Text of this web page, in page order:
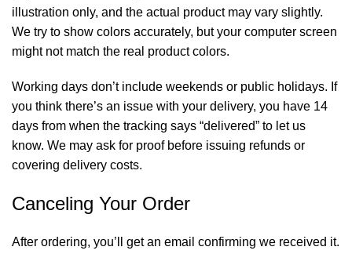
illustration only, and the actual product may vary slightly.
We try to show colors accurately, but your computer screen
might not match the real product colors.
Working days don’t include weekends or public holidays. If
you think there’s an issue with your delivery, you have 14
days from when the tracking says “delivered” to let us
know. We may ask for proof before issuing refunds or
covering delivery costs.
Canceling Your Order
After ordering, you’ll get an email confirming we received it.